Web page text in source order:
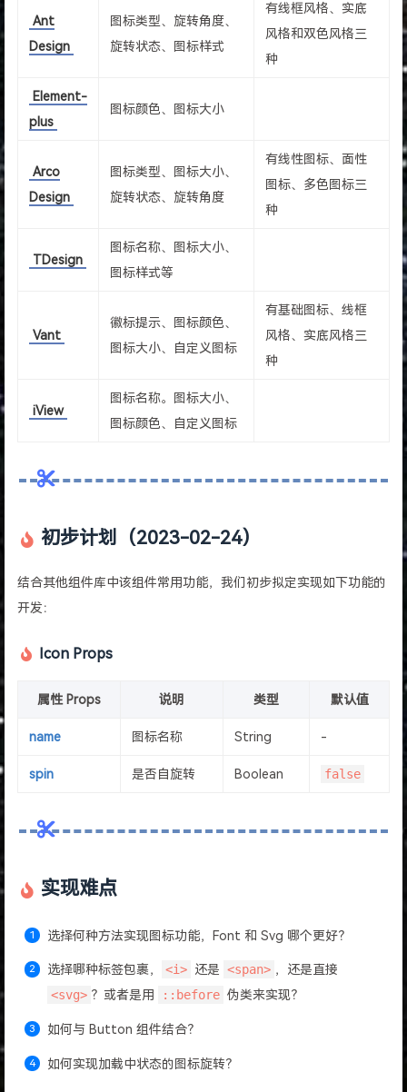
Ant
Design
图标类型、旋转角度、
旋转状态、图标样式
有线框风格、实底
风格和双色风格三
种
Element-
plus
图标颜色、图标大小
Arco
Design
图标类型、图标大小、
旋转状态、旋转角度
有线性图标、面性
图标、多色图标三
种
TDesign
图标名称、图标大小、
图标样式等
Vant
徽标提示、图标颜色、
图标大小、自定义图标
有基础图标、线框
风格、实底风格三
种
iView
图标名称。图标大小、
图标颜色、自定义图标
初步计划（2023-02-24）
结合其他组件库中该组件常用功能，我们初步拟定实现如下功能的
开发：
Icon Props
属性 Props 说明 类型 默认值
name 图标名称 String -
spin 是否自旋转 Boolean false
实现难点
选择何种方法实现图标功能，Font 和 Svg 哪个更好？
选择哪种标签包裹， <i> 还是 <span> ，还是直接
<svg> ？或者是用 ::before 伪类来实现？
如何与 Button 组件结合？
如何实现加载中状态的图标旋转？